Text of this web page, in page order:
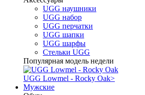
UGG наушники
UGG набор
UGG перчатки
UGG шапки
UGG шарфы
Стельки UGG
Популярная модель недели
UGG Lowmel - Rocky Oak>
Мужские